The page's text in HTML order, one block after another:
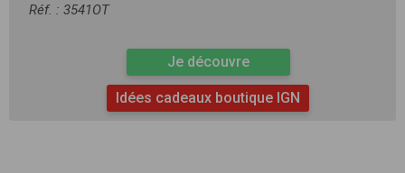
Réf. : 3541OT
Je découvre
Idées cadeaux boutique IGN